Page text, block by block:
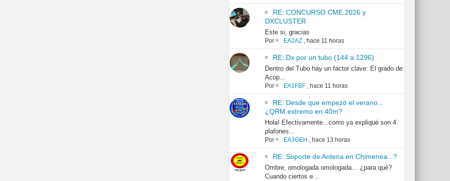
RE: CONCURSO CME 2026 y
DXCLUSTER
Este si, gracias
Por EA2AZ, hace 11 horas
RE: Dx por un tubo (144 a 1296)
Dentro del Tubo hay un factor clave: El grado de
Acop...
Por EA1FBF, hace 11 horas
RE: Desde que empezó el verano...
¿QRM extremo en 40m?
Hola! Efectivamente...como ya expliqué son 4
plafones...
Por EA3GEH , hace 13 horas
RE: Soporte de Antena en Chimenea...?
Ombre, omologada omologada… ¿para qué?
Cuando ciertos e...